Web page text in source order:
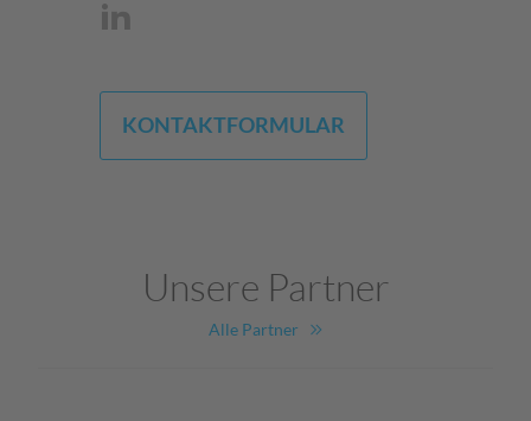
KONTAKTFORMULAR
Unsere Partner
Alle Partner